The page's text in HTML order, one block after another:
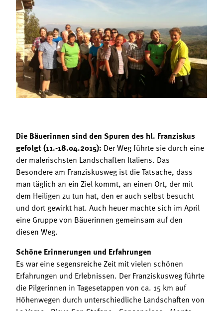
Mitgliedschaft
Landessekretariat
Bäuerliche Buffets
Hofgeschichten
Die Bäuerinnen sind den Spuren des hl. Franziskus
gefolgt (11.-18.04.2015): Der Weg führte sie durch eine
der malerischsten Landschaften Italiens. Das
Besondere am Franziskusweg ist die Tatsache, dass
man täglich an ein Ziel kommt, an einen Ort, der mit
dem Heiligen zu tun hat, den er auch selbst besucht
und dort gewirkt hat. Auch heuer machte sich im April
eine Gruppe von Bäuerinnen gemeinsam auf den
diesen Weg.
Schöne Erinnerungen und Erfahrungen
Es war eine segensreiche Zeit mit vielen schönen
Erfahrungen und Erlebnissen. Der Franziskusweg führte
die Pilgerinnen in Tagesetappen von ca. 15 km auf
Höhenwegen durch unterschiedliche Landschaften von